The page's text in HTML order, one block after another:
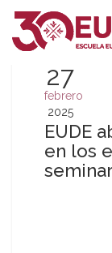
27
febrero
2025
EUDE
en los